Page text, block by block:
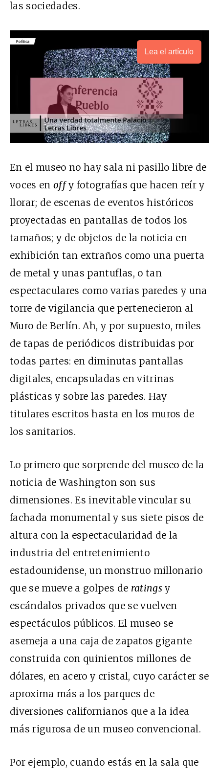
las sociedades.
Lea el artículo
En el museo no hay sala ni pasillo libre de
voces enoffy fotografías que hacen reír y
llorar; de escenas de eventos históricos
proyectadas en pantallas de todos los
tamaños; y de objetos de la noticia en
exhibición tan extraños como una puerta
de metal y unas pantuflas, o tan
espectaculares como varias paredes y una
torre de vigilancia que pertenecieron al
Muro de Berlín. Ah, y por supuesto, miles
de tapas de periódicos distribuidas por
todas partes: en diminutas pantallas
digitales, encapsuladas en vitrinas
plásticas y sobre las paredes. Hay
titulares escritos hasta en los muros de
los sanitarios.
Lo primero que sorprende del museo de la
noticia de Washington son sus
dimensiones. Es inevitable vincular su
fachada monumental y sus siete pisos de
altura con la espectacularidad de la
industria del entretenimiento
estadounidense, un monstruo millonario
que se mueve a golpes de ratingsy
escándalos privados que se vuelven
espectáculos públicos. El museo se
asemeja a una caja de zapatos gigante
construida con quinientos millones de
dólares, en acero y cristal, cuyo carácter se
aproxima más a los parques de
diversiones californianos que a la idea
más rigurosa de un museo convencional.
Por ejemplo, cuando estás en la sala que